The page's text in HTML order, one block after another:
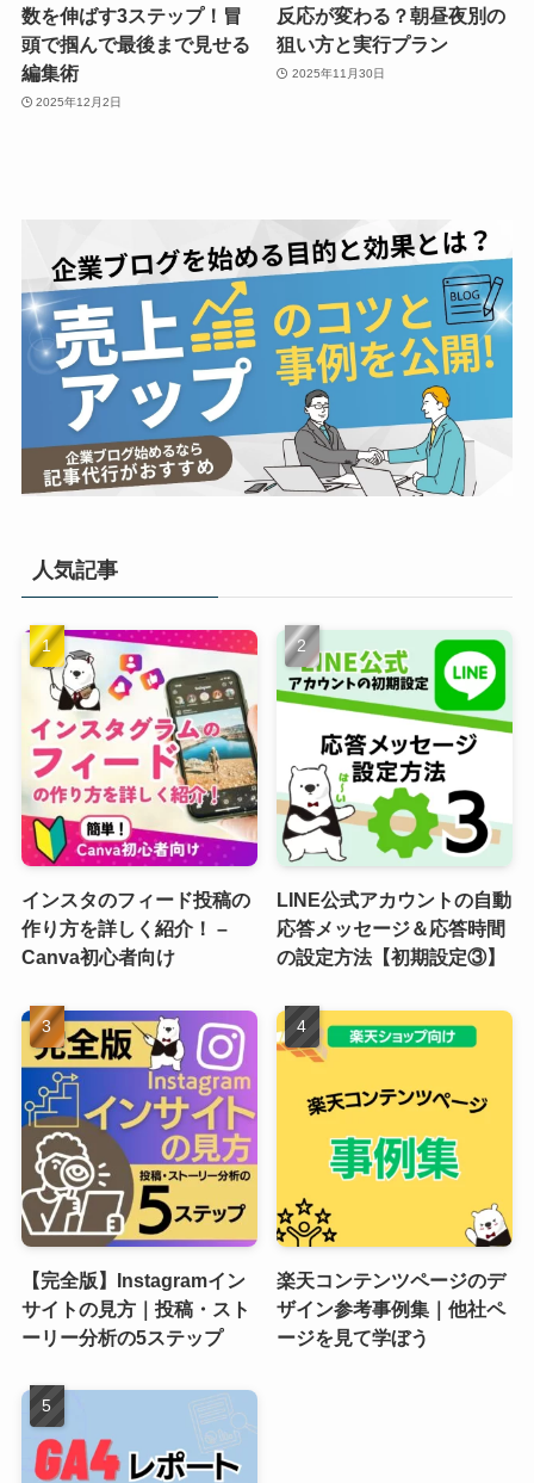
数を伸ばす3ステップ！冒
頭で掴んで最後まで見せる
編集術
2025年12月2日
反応が変わる？朝昼夜別の
狙い方と実行プラン
2025年11月30日
人気記事
インスタのフィード投稿の
作り方を詳しく紹介！ –
Canva初心者向け
LINE公式アカウントの自動
応答メッセージ＆応答時間
の設定方法【初期設定③】
【完全版】Instagramイン
サイトの見方｜投稿・スト
ーリー分析の5ステップ
楽天コンテンツページのデ
ザイン参考事例集｜他社ペ
ージを見て学ぼう